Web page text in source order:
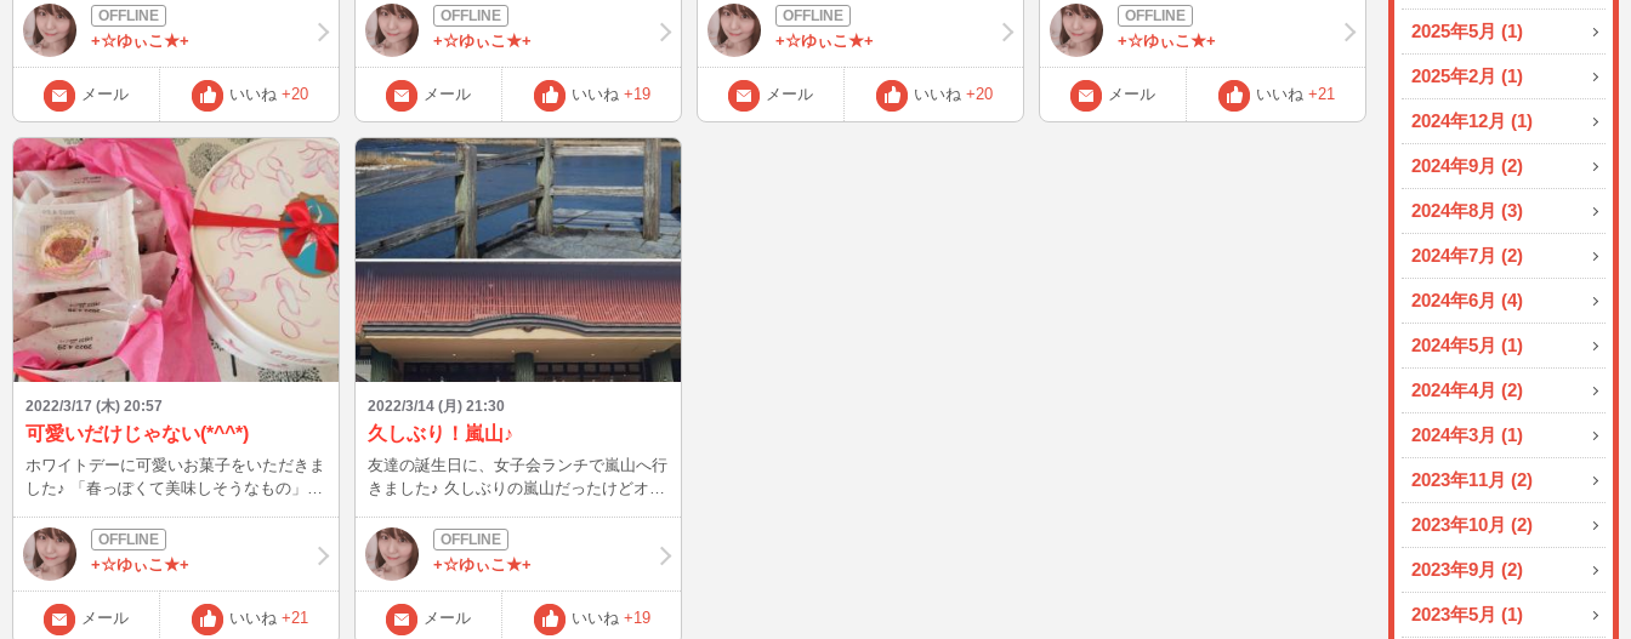
2025年5月 (1)
2025年2月 (1)
2024年12月 (1)
2024年9月 (2)
2024年8月 (3)
2024年7月 (2)
2024年6月 (4)
2024年5月 (1)
2024年4月 (2)
2024年3月 (1)
2023年11月 (2)
2023年10月 (2)
2023年9月 (2)
2023年5月 (1)
と書いているとワンランク上というか。
それだけ手間暇かけて作られてる所に惹か
れます(o^^o) このバスクチーズケーキも、
実際はしっとりしていてチーズの旨み？味
が濃くて美味しい♪ 熟成ということはチー
ズケーキを寝かせたのかな…？腐ったりカ
ビとか生えないのかな？？ 熟成と発酵っ
て、違うけど似てるような。。？カビるん
るんになら無ければいいのか？ …難しい
事は分からないけど、美味しければいっ
か！！(^ω^*)
+☆ゆぃこ★+
メール いいね +20
ちごの香りと味がしてめちゃくちゃ美味し
～(o^^o) パッケージの箱も、可愛いからと
っておこう♪ いつもはカフェオレですが、
この時ばかりは緑茶でいただきました。
年度末～新年度に向けて忙しい時期です
が、こういう時間も大切にしたいです♪ ま
た頑張れそう～(*^^*)
+☆ゆぃこ★+
メール いいね +19
る瞬間。 ちゃんと炊けてるかなぁ…緊張
が走ります。 蓋を開けると、湯気と一緒
にご飯の良い匂いが…幸せ♪ 食べてみる
と、お米一粒一粒がふっくらしててもう、
めっちゃくちゃ美味しい～(*^^*) 神戸に住
むお友達のお母さんから今年もイカナゴの
+☆ゆぃこ★+
メール いいね +20
無くなるから、お休みの間に作らないとな
ぁ。 おから食べたいなぁ！
+☆ゆぃこ★+
メール いいね +21
2022/3/17 (木) 20:57
可愛いだけじゃない(*^^*)
ホワイトデーに可愛いお菓子をいただきま
した♪ 「春っぽくて美味しそうなもの」を
ト生地にフリーズドライのいちごが乗って
る可愛いお菓子です(^^*) 食べると、いち
ごの甘酸っぱさとしっとりタルトが美味し
い～ その日は一気に3つ食べてしまいまし
た(笑) 見た目だけでなく、中身もきちんと
+☆ゆぃこ★+
メール いいね +21
2022/3/14 (月) 21:30
久しぶり！嵐山♪
友達の誕生日に、女子会ランチで嵐山へ行
きました♪ 久しぶりの嵐山だったけどオシ
電の駅舎も立派です♪ 桂川沿いでは、台風
時の浸水対策として止水壁の工事が進んで
いました(゜゜) これで少しでも、嵐山にお
店を構える方や住んでいる方が安心出来る
といいな。 散策していると、卒業旅行や
+☆ゆぃこ★+
メール いいね +19